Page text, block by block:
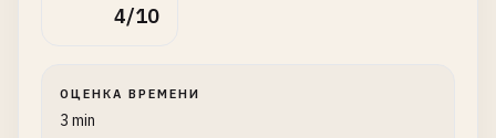
4/10
ОЦЕНКА ВРЕМЕНИ
3 min